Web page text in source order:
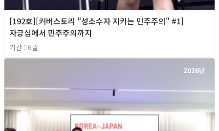
[192호][커버스토리 "성소수자 지키는 민주주의" #1]
자긍심에서 민주주의까지
기간 : 6월
2026년